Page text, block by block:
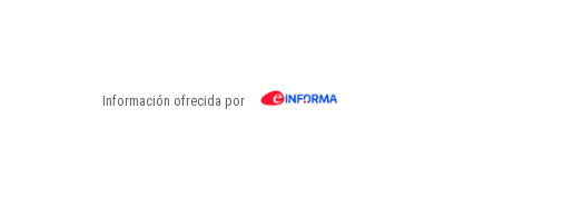
Información ofrecida por